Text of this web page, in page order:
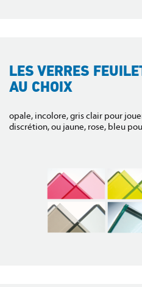
LES VERRES
AU CHOIX
opale, incolore, gris clair pour
discrétion, ou jaune, rose, bleu